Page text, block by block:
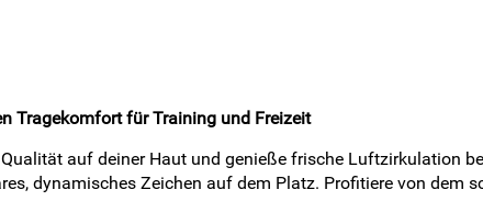
Tragekomfort für Training und Freizeit
auf deiner Haut und genieße frische Luftzirkulation
dynamisches Zeichen auf dem Platz. Profitiere von dem